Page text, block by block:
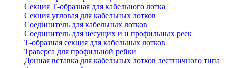
Секция Т-образная для кабельного лотка
Секция угловая для кабельных лотков
Соединитель для кабельных лотков
Соединитель для несущих и и профильных реек
Т-образная секция для кабельных лотков
Траверса для профильной рейки
Донная вставка для кабельных лотков лестничного типа